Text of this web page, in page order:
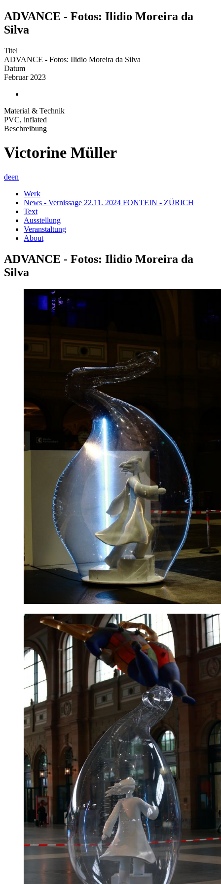
ADVANCE - Fotos: Ilidio Moreira da
Silva
Titel
ADVANCE - Fotos: Ilidio Moreira da Silva
Datum
Februar 2023
Material & Technik
PVC, inflated
Beschreibung
Victorine Müller
deen
Werk
News - Vernissage 22.11. 2024 FONTEIN - ZÜRICH
Text
Ausstellung
Veranstaltung
About
ADVANCE - Fotos: Ilidio Moreira da
Silva